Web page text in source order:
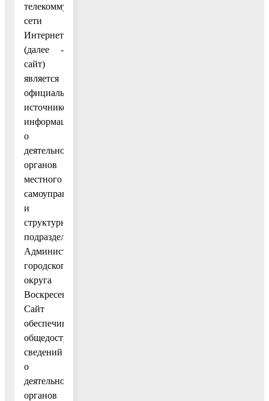
телекоммуникационной
сети
Интернет
(далее -
сайт)
является
официальным
источником
информации
о
деятельности
органов
местного
самоуправления
и
структурных
подразделений
Администрации
городского
округа
Воскресенск.
Сайт
обеспечивает
общедоступность
сведений
о
деятельности
органов